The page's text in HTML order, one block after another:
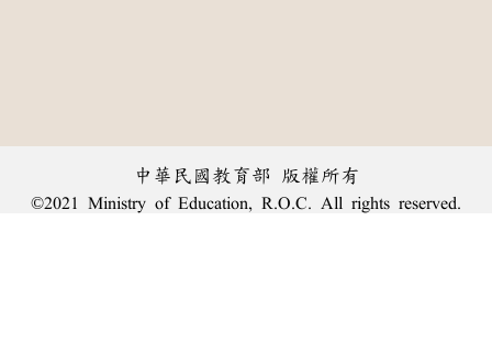
中華民國教育部 版權所有
©2021 Ministry of Education, R.O.C. All rights reserved.